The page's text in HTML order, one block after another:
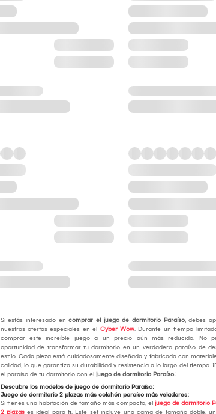
Si estás interesado en comprar el juego de dormitorio Paraíso, debes
nuestras ofertas especiales en el Cyber Wow. Durante un tiempo
comprar este increíble juego a un precio aún más reducido. No
oportunidad de transformar tu dormitorio en un verdadero paraíso de
estilo. Cada pieza está cuidadosamente diseñada y fabricada con
calidad, lo que garantiza su durabilidad y resistencia a lo largo del tiempo.
el paraíso de tu dormitorio con el juego de dormitorio Paraíso!
Descubre los modelos de juego de dormitorio Paraíso:
Juego de dormitorio 2 plazas más colchón paraíso más veladores:
Si tienes una habitación de tamaño más compacto, el juego de dormitorio
2 plazases ideal para ti. Este set incluye una cama de tamaño doble, un